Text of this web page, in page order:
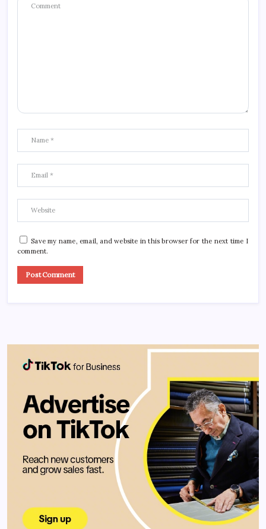
Save my name, email, and website in this browser for the next time I
comment.